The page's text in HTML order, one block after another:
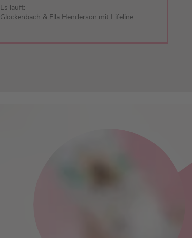
Es läuft:
Glockenbach & Ella Henderson mit Lifeline